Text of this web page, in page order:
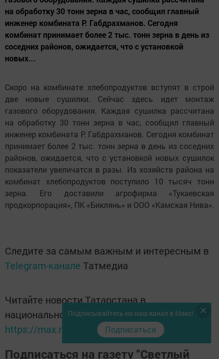
на обработку 30 тонн зерна в час, сообщил главный
инженер комбината Р. Габдрахманов. Сегодня
комбинат принимает более 2 тыс. тонн зерна в день из
соседних районов, ожидается, что с установкой
новых...
Скоро на комбинате хлебопродуктов вступят в строй
две новые сушилки. Сейчас здесь идет монтаж
газового оборудования. Каждая сушилка рассчитана
на обработку 30 тонн зерна в час, сообщил главный
инженер комбината Р. Габдрахманов. Сегодня комбинат
принимает более 2 тыс. тонн зерна в день из соседних
районов, ожидается, что с установкой новых сушилок
показатели увеличатся в разы. Из хозяйств района на
комбинат хлебопродуктов поступило 10 тысяч тонн
зерна. Его доставили агрофирма «Тукаевская
продкорпорация», ПК «Биклянь» и ООО «Камская Нива».
Следите за самым важным и интересным в
Telegram-канале Татмедиа
Читайте новости Татарстана в
национальном мессенджере MАХ:
https://max.ru/tatmedia
Подписаться на газету "Светлый
Подписывайтесь на наш канал в Макс!
Подписаться